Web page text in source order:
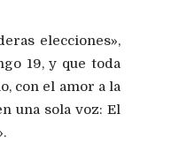
elecciones»,
19, y que toda
con el amor a la
una sola voz: El